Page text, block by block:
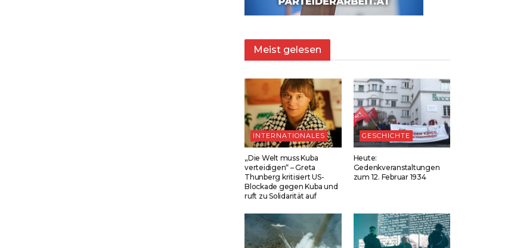
Meist gelesen
INTERNATIONALES
„Die Welt muss Kuba
verteidigen“ – Greta
Thunberg kritisiert US-
Blockade gegen Kuba und
ruft zu Solidarität auf
GESCHICHTE
Heute:
Gedenkveranstaltungen
zum 12. Februar 1934